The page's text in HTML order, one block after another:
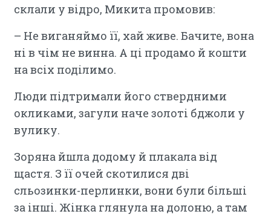
склали у відро, Микита промовив:
– Не виганяймо її, хай живе. Бачите, вона
ні в чім не винна. А ці продамо й кошти
на всіх поділимо.
Люди підтримали його ствердними
окликами, загули наче золоті бджоли у
вулику.
Зоряна йшла додому й плакала від
щастя. З її очей скотилися дві
сльозинки-перлинки, вони були більші
за інші. Жінка глянула на долоню, а там